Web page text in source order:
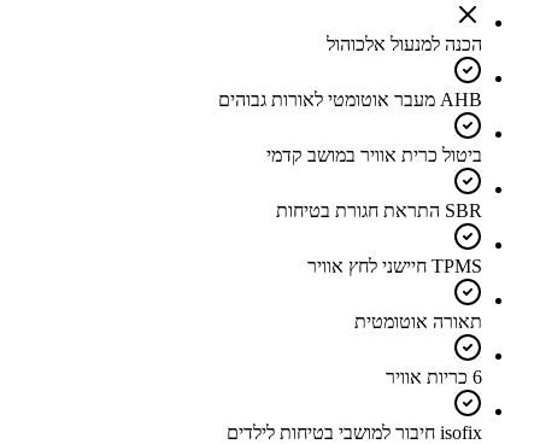
הכנה למנעול אלכוהול
AHB מעבר אוטומטי לאורות גבוהים
ביטול כרית אוויר במושב קדמי
SBR התראת חגורת בטיחות
TPMS חיישני לחץ אוויר
תאורה אוטומטית
6 כריות אוויר
isofix חיבור למושבי בטיחות לילדים